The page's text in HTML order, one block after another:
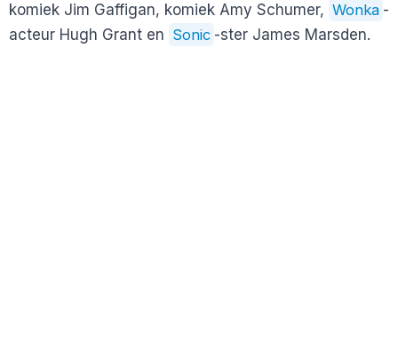
komiek Jim Gaffigan, komiek Amy Schumer, Wonka -
acteur Hugh Grant en Sonic -ster James Marsden.